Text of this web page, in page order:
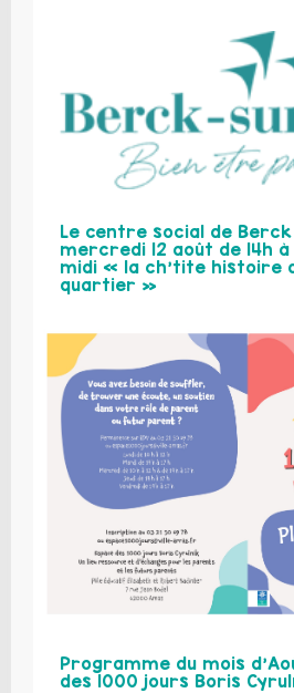
Le centre social de
mercredi 12 août de 14h à
midi « la ch’tite histoire
quartier »
Programme du mois
des 1000 jours Boris